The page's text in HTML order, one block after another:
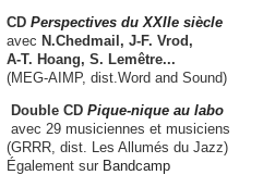
CD Perspectives du XXIIe siècle
avec N.Chedmail, J-F. Vrod,
A-T. Hoang, S. Lemêtre...
(MEG-AIMP, dist.Word and Sound)
Double CD Pique-nique au labo
avec 29 musiciennes et musiciens
(GRRR, dist. Les Allumés du Jazz)
Également sur Bandcamp